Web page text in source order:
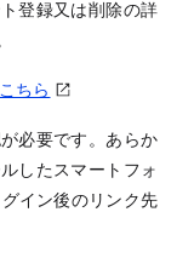
登録又は削除の詳
こちら
必要です。あらか
したスマートフォ
イン後のリンク先